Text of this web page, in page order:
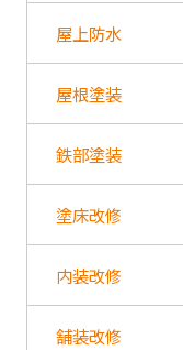
屋上防水
屋根塗装
鉄部塗装
塗床改修
内装改修
舗装改修